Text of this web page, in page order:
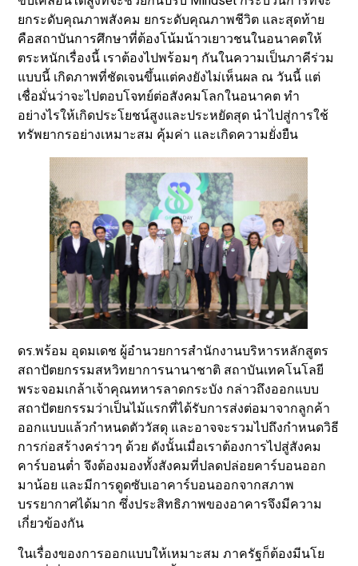
ยกระดับคุณภาพสังคม ยกระดับคุณภาพชีวิต และสุดท้าย
คือสถาบันการศึกษาที่ต้องโน้มน้าวเยาวชนในอนาคตให้
ตระหนักเรื่องนี้ เราต้องไปพร้อมๆ กันในความเป็นภาคีร่วม
แบบนี้ เกิดภาพที่ชัดเจนขึ้นแต่คงยังไม่เห็นผล ณ วันนี้ แต่
เชื่อมั่นว่าจะไปตอบโจทย์ต่อสังคมโลกในอนาคต ทำ
อย่างไรให้เกิดประโยชน์สูงและประหยัดสุด นำไปสู่การใช้
ทรัพยากรอย่างเหมาะสม คุ้มค่า และเกิดความยั่งยืน
ดร.พร้อม อุดมเดช ผู้อำนวยการสำนักงานบริหารหลักสูตร
สถาปัตยกรรมสหวิทยาการนานาชาติ สถาบันเทคโนโลยี
พระจอมเกล้าเจ้าคุณทหารลาดกระบัง กล่าวถึงออกแบบ
สถาปัตยกรรมว่าเป็นไม้แรกที่ได้รับการส่งต่อมาจากลูกค้า
ออกแบบแล้วกําหนดตัววัสดุ และอาจจะรวมไปถึงกําหนดวิธี
การก่อสร้างคร่าวๆ ด้วย ดังนั้นเมื่อเราต้องการไปสู่สังคม
คาร์บอนต่ำ จึงต้องมองทั้งสังคมที่ปลดปล่อยคาร์บอนออก
มาน้อย และมีการดูดซับเอาคาร์บอนออกจากสภาพ
บรรยากาศได้มาก ซึ่งประสิทธิภาพของอาคารจึงมีความ
เกี่ยวข้องกัน
ในเรื่องของการออกแบบให้เหมาะสม ภาครัฐก็ต้องมีนโย